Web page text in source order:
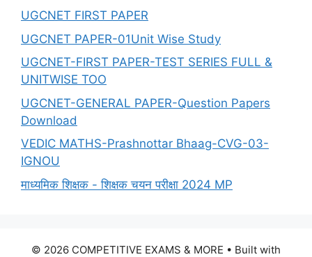
UGCNET FIRST PAPER
UGCNET PAPER-01Unit Wise Study
UGCNET-FIRST PAPER-TEST SERIES FULL &
UNITWISE TOO
UGCNET-GENERAL PAPER-Question Papers
Download
VEDIC MATHS-Prashnottar Bhaag-CVG-03-
IGNOU
माध्यमिक शिक्षक - शिक्षक चयन परीक्षा 2024 MP
© 2026 COMPETITIVE EXAMS & MORE • Built with